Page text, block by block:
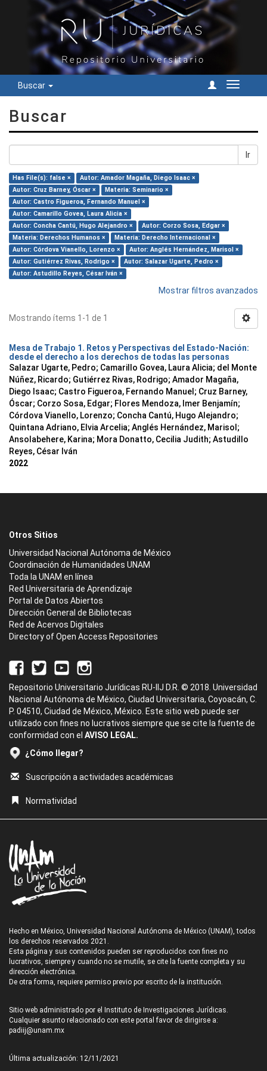
Buscar
Cambiar
Buscar
Ir
Has File(s): false ×
Autor: Amador Magaña, Diego Isaac ×
Autor: Cruz Barney, Óscar ×
Materia: Seminario ×
Autor: Castro Figueroa, Fernando Manuel ×
Autor: Camarillo Govea, Laura Alicia ×
Autor: Concha Cantú, Hugo Alejandro ×
Autor: Corzo Sosa, Edgar ×
Materia: Derechos Humanos ×
Materia: Derecho Internacional ×
Autor: Córdova Vianello, Lorenzo ×
Autor: Anglés Hernández, Marisol ×
Autor: Gutiérrez Rivas, Rodrigo ×
Autor: Salazar Ugarte, Pedro ×
Autor: Astudillo Reyes, César Iván ×
Mostrar filtros avanzados
Mostrando ítems 1-1 de 1
Mesa de Trabajo 1. Retos y Perspectivas del Estado-Nación:
desde el derecho a los derechos de todas las personas
Salazar Ugarte, Pedro; Camarillo Govea, Laura Alicia; del Monte
Núñez, Ricardo; Gutiérrez Rivas, Rodrigo; Amador Magaña,
Diego Isaac; Castro Figueroa, Fernando Manuel ; Cruz Barney,
Óscar; Corzo Sosa, Edgar; Flores Mendoza, Imer Benjamín;
Córdova Vianello, Lorenzo; Concha Cantú, Hugo Alejandro;
Quintana Adriano, Elvia Arcelia; Anglés Hernández, Marisol ;
Ansolabehere, Karina; Mora Donatto, Cecilia Judith; Astudillo
Reyes, César Iván
2022
Otros Sitios
Universidad Nacional Autónoma de México
Coordinación de Humanidades UNAM
Toda la UNAM en línea
Red Universitaria de Aprendizaje
Portal de Datos Abiertos
Dirección General de Bibliotecas
Red de Acervos Digitales
Directory of Open Access Repositories
Repositorio Universitario Jurídicas RU-IIJ D.R. © 2018. Universidad
Nacional Autónoma de México, Ciudad Universitaria, Coyoacán, C.
P. 04510, Ciudad de México, México. Este sitio web puede ser
utilizado con fines no lucrativos siempre que se cite la fuente de
conformidad con el AVISO LEGAL.
¿Cómo llegar?
Suscripción a actividades académicas
Normatividad
Hecho en México, Universidad Nacional Autónoma de México (UNAM), todos
los derechos reservados 2021.
Esta página y sus contenidos pueden ser reproducidos con fines no
lucrativos, siempre y cuando no se mutile, se cite la fuente completa y su
dirección electrónica.
De otra forma, requiere permiso previo por escrito de la institución.
Sitio web administrado por el Instituto de Investigaciones Jurídicas.
Cualquier asunto relacionado con este portal favor de dirigirse a:
padiij@unam.mx
Última actualización: 12/11/2021